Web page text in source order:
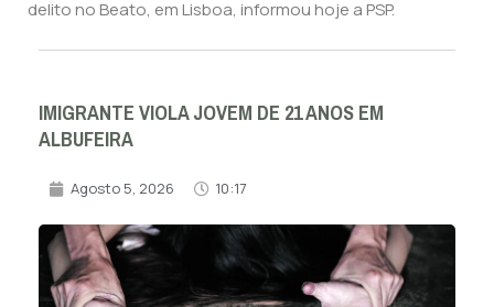
delito no Beato, em Lisboa, informou hoje a PSP.
IMIGRANTE VIOLA JOVEM DE 21 ANOS EM
ALBUFEIRA
Agosto 5, 2026 10:17